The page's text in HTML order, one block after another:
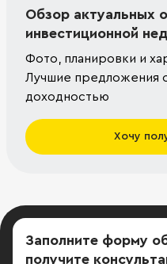
Обзор актуальных
инвестиционной
Фото, планировки и
Лучшие предложения
доходностью
Хочу
Заполните форму
получите